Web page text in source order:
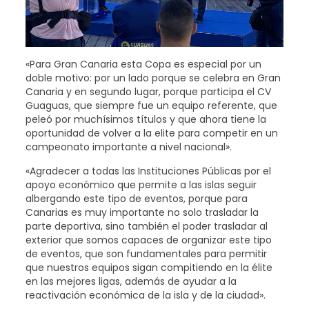
«Para Gran Canaria esta Copa es especial por un
doble motivo: por un lado porque se celebra en Gran
Canaria y en segundo lugar, porque participa el CV
Guaguas, que siempre fue un equipo referente, que
peleó por muchísimos títulos y que ahora tiene la
oportunidad de volver a la elite para competir en un
campeonato importante a nivel nacional».
«Agradecer a todas las Instituciones Públicas por el
apoyo económico que permite a las islas seguir
albergando este tipo de eventos, porque para
Canarias es muy importante no solo trasladar la
parte deportiva, sino también el poder trasladar al
exterior que somos capaces de organizar este tipo
de eventos, que son fundamentales para permitir
que nuestros equipos sigan compitiendo en la élite
en las mejores ligas, además de ayudar a la
reactivación económica de la isla y de la ciudad».